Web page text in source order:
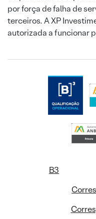
por força de falha de
terceiros. A XP
autorizada a funcionar
B3